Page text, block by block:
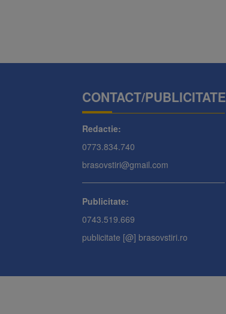
CONTACT/PUBLICITATE
Redactie:
0773.834.740
brasovstiri@gmail.com
Publicitate:
0743.519.669
publicitate [@] brasovstiri.ro